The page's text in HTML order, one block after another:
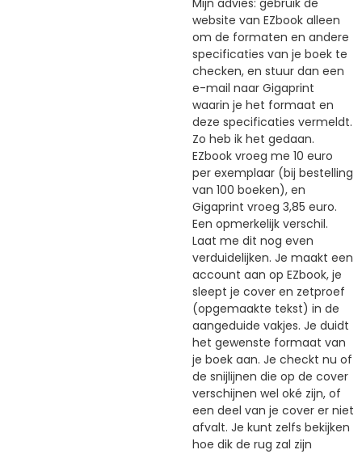
Mijn advies: gebruik de
website van EZbook alleen
om de formaten en andere
specificaties van je boek te
checken, en stuur dan een
e-mail naar Gigaprint
waarin je het formaat en
deze specificaties vermeldt.
Zo heb ik het gedaan.
EZbook vroeg me 10 euro
per exemplaar (bij bestelling
van 100 boeken), en
Gigaprint vroeg 3,85 euro.
Een opmerkelijk verschil.
Laat me dit nog even
verduidelijken. Je maakt een
account aan op EZbook, je
sleept je cover en zetproef
(opgemaakte tekst) in de
aangeduide vakjes. Je duidt
het gewenste formaat van
je boek aan. Je checkt nu of
de snijlijnen die op de cover
verschijnen wel oké zijn, of
een deel van je cover er niet
afvalt. Je kunt zelfs bekijken
hoe dik de rug zal zijn